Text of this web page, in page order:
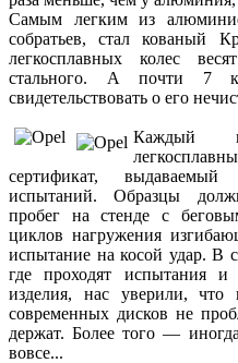
Самым легким из
собратьев, стал кованый
легкосплавных колес
стального. А почти 7
свидетельствовать о его
Каждый
сертификат,
испытаний. Образцы
пробег на стенде с
циклов нагружения
испытание на косой удар. В
где проходят испытания и
изделия, нас уверили, что
современных дисков не
держат. Более того —
вовсе...